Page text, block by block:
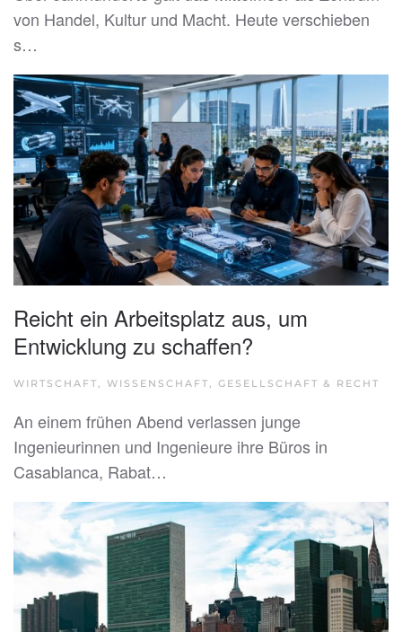
von Handel, Kultur und Macht. Heute verschieben
s…
Reicht ein Arbeitsplatz aus, um
Entwicklung zu schaffen?
WIRTSCHAFT, WISSENSCHAFT, GESELLSCHAFT & RECHT
An einem frühen Abend verlassen junge
Ingenieurinnen und Ingenieure ihre Büros in
Casablanca, Rabat…